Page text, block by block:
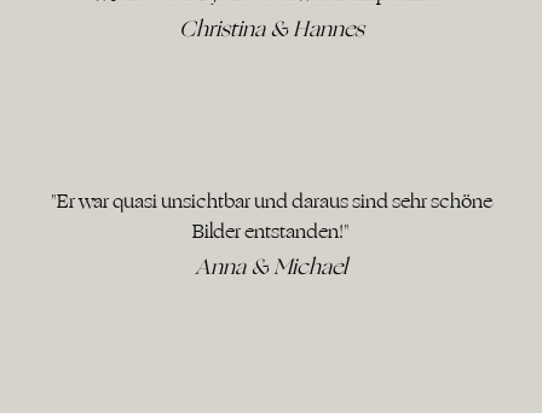
Christina & Hannes
"Er war quasi unsichtbar und daraus sind sehr schöne
Bilder entstanden!"
Anna & Michael